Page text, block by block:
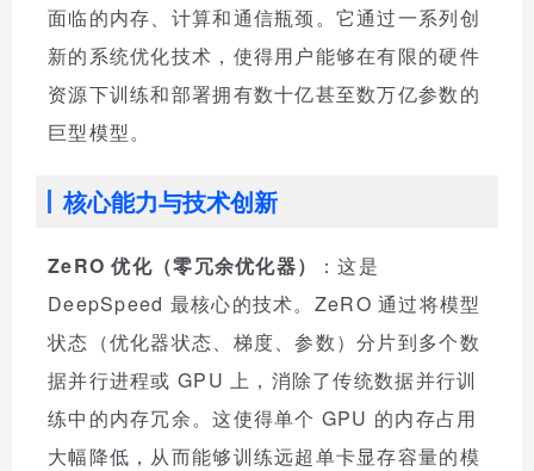
面临的内存、计算和通信瓶颈。它通过一系列创
新的系统优化技术，使得用户能够在有限的硬件
资源下训练和部署拥有数十亿甚至数万亿参数的
巨型模型。
核心能力与技术创新
ZeRO 优化（零冗余优化器）
：这是
DeepSpeed 最核心的技术。ZeRO 通过将模型
状态（优化器状态、梯度、参数）分片到多个数
据并行进程或 GPU 上，消除了传统数据并行训
练中的内存冗余。这使得单个 GPU 的内存占用
大幅降低，从而能够训练远超单卡显存容量的模